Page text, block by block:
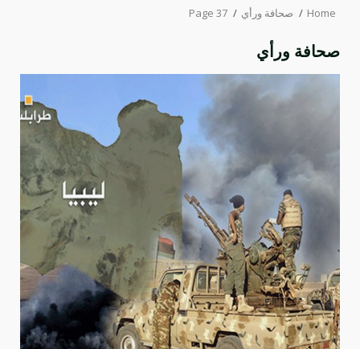
Home صحافة ورأي Page 37
صحافة ورأي